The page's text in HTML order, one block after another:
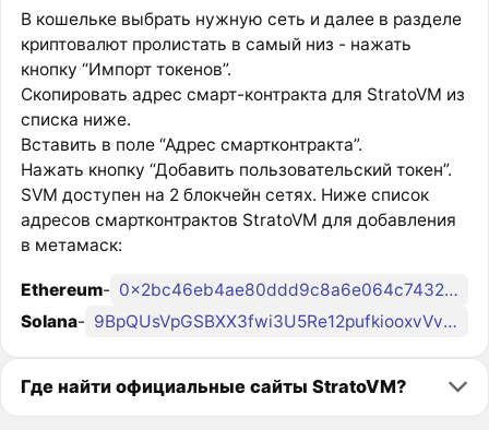
В кошельке выбрать нужную сеть и далее в разделе
криптовалют пролистать в самый низ - нажать
кнопку “Импорт токенов”.
Скопировать адрес смарт-контракта для StratoVM из
списка ниже.
Вставить в поле “Адрес смартконтракта”.
Нажать кнопку “Добавить пользовательский токен”.
SVM доступен на 2 блокчейн сетях. Ниже список
адресов смартконтрактов StratoVM для добавления
в метамаск:
Ethereum-
0x2bc46eb4ae80ddd9c8a6e064c74327c8244d88e2
Solana- 9BpQUsVpGSBXX3fwi3U5Re12pufkiooxvVvoDCitFbJ5
Где найти официальные сайты StratoVM?